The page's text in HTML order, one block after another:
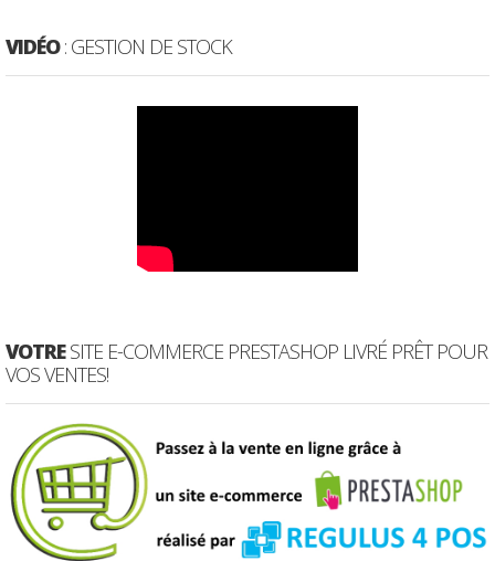
VIDÉO: GESTION DE STOCK
VOTRESITE E-COMMERCE PRESTASHOP LIVRÉ PRÊT POUR
VOS VENTES!